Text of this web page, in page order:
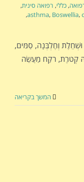
, כללי, רפואה סינית,
asthma, Boswellia,
,
וְחֶלְבְּנָה, סַמִּים,
קְטֹרֶת, רֹקַח מַעֲשֵׂה
המשך בקריאה